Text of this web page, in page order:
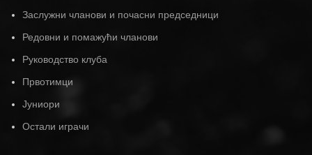
Заслужни чланови и почасни председници
Редовни и помажући чланови
Руководство клуба
Првотимци
Јуниори
Остали играчи